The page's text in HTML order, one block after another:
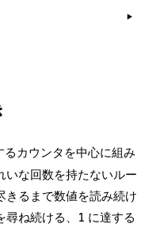
カウンタを中心に組み
いな回数を持たないルー
きるまで数値を読み続け
尋ね続ける、1 に達する
▶